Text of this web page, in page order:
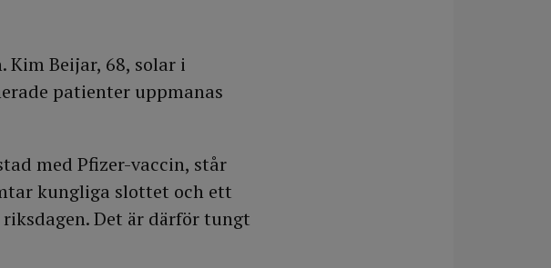
Beijar, 68, solar i
patienter uppmanas
med Pfizer-vaccin, står
kungliga slottet och ett
Det är därför tungt